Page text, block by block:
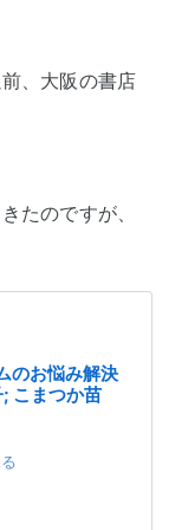
、大阪の書店
たのですが、
のお悩み解決
こまつか苗